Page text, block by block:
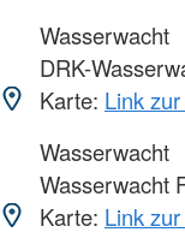
Wasserwacht
DRK-
Karte: Link
Wasserwacht
Wasserwacht
Karte: Link